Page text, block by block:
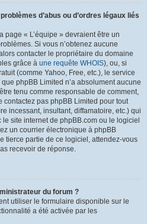
d’abus ou d’ordres légaux liés
page « L’équipe » devraient être un
Si vous n’obtenez aucune
contacter le propriétaire du domaine
grâce à une requête WHOIS), ou, si
(comme Yahoo, Free, etc.), le service
phpBB Limited n’a absolument aucune
tenu comme responsable de comment,
contactez pas phpBB Limited pour tout
incessant, insultant, diffamatoire, etc.) qui
site internet de phpBB.com ou le logiciel
un courrier électronique à phpBB
tierce partie de ce logiciel, attendez-vous
recevoir de réponse.
du forum ?
utiliser le formulaire disponible sur le
a été activée par les